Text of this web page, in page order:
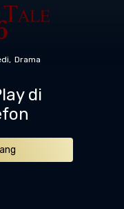
Drama
di